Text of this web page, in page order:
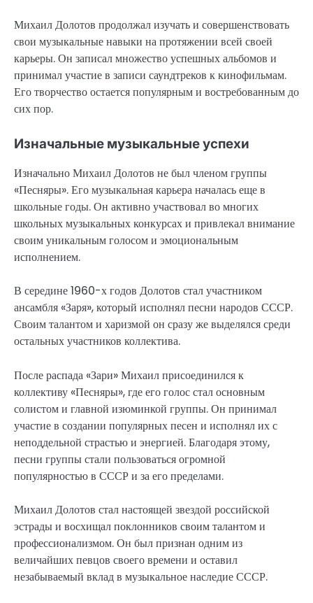
Михаил Долотов продолжал изучать и совершенствовать
свои музыкальные навыки на протяжении всей своей
карьеры. Он записал множество успешных альбомов и
принимал участие в записи саундтреков к кинофильмам.
Его творчество остается популярным и востребованным до
сих пор.
Изначальные музыкальные успехи
Изначально Михаил Долотов не был членом группы
«Песняры». Его музыкальная карьера началась еще в
школьные годы. Он активно участвовал во многих
школьных музыкальных конкурсах и привлекал внимание
своим уникальным голосом и эмоциональным
исполнением.
В середине 1960-х годов Долотов стал участником
ансамбля «Заря», который исполнял песни народов СССР.
Своим талантом и харизмой он сразу же выделялся среди
остальных участников коллектива.
После распада «Зари» Михаил присоединился к
коллективу «Песняры», где его голос стал основным
солистом и главной изюминкой группы. Он принимал
участие в создании популярных песен и исполнял их с
неподдельной страстью и энергией. Благодаря этому,
песни группы стали пользоваться огромной
популярностью в СССР и за его пределами.
Михаил Долотов стал настоящей звездой российской
эстрады и восхищал поклонников своим талантом и
профессионализмом. Он был признан одним из
величайших певцов своего времени и оставил
незабываемый вклад в музыкальное наследие СССР.